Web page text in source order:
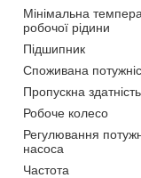
Мінімальна
робочої рідини
Підшипник
Споживана
Пропускна здатність
Робоче колесо
Регулювання
насоса
Частота